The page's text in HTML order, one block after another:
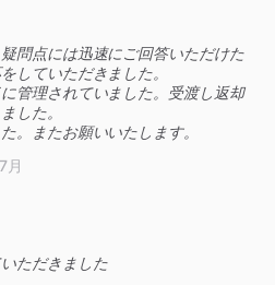
問点には迅速にご回答いただけた
していただきました。
管理されていました。受渡し返却
した。
。またお願いいたします。
月
ただきました